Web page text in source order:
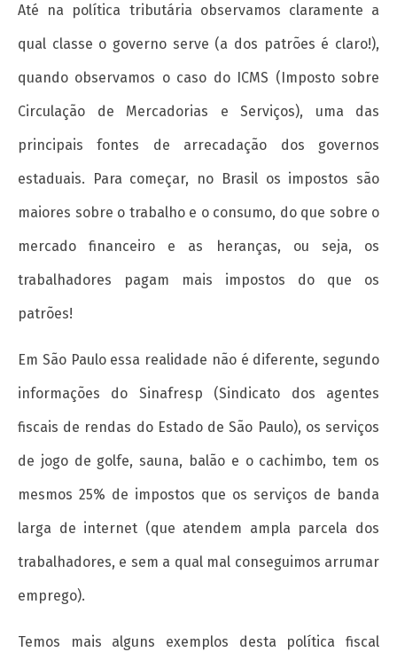
Até na política tributária observamos claramente a
qual classe o governo serve (a dos patrões é claro!),
quando observamos o caso do ICMS (Imposto sobre
Circulação de Mercadorias e Serviços), uma das
principais fontes de arrecadação dos governos
estaduais. Para começar, no Brasil os impostos são
maiores sobre o trabalho e o consumo, do que sobre o
mercado financeiro e as heranças, ou seja, os
trabalhadores pagam mais impostos do que os
patrões!
Em São Paulo essa realidade não é diferente, segundo
informações do Sinafresp (Sindicato dos agentes
fiscais de rendas do Estado de São Paulo), os serviços
de jogo de golfe, sauna, balão e o cachimbo, tem os
mesmos 25% de impostos que os serviços de banda
larga de internet (que atendem ampla parcela dos
trabalhadores, e sem a qual mal conseguimos arrumar
emprego).
Temos mais alguns exemplos desta política fiscal